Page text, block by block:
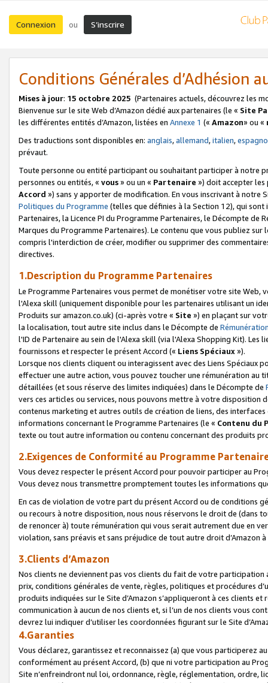
Connexion ou S’inscrire
Conditions Générales d’Adhésion
Mises à jour: 15 octobre 2025 (Partenaires actuels, découvrez les
Bienvenue sur le site Web d’Amazon dédié aux partenaires (le « Site
les différentes entités d’Amazon, listées en Annexe 1 (« Amazon» ou «
Des traductions sont disponibles en: anglais,allemand,italien,
prévaut.
Toute personne ou entité participant ou souhaitant participer à notre
personnes ou entités, « vous» ou un « Partenaire ») doit accepter les
Accord ») sans y apporter de modification. En vous inscrivant à notre
Politiques du Programme (telles que définies à la Section 12), qui
Partenaires, la Licence PI du Programme Partenaires, le Décompte de
Marques du Programme Partenaires). Le contenu que vous publiez
compris l'interdiction de créer, modifier ou supprimer des
directives.
1.Description du Programme Partenaires
Le Programme Partenaires vous permet de monétiser votre site Web,
l'Alexa skill (uniquement disponible pour les partenaires utilisant un
Produits sur amazon.co.uk) (ci-après votre « Site ») en plaçant sur
la localisation, tout autre site inclus dans le Décompte de
l'ID de Partenaire au sein de l'Alexa skill (via l'Alexa Shopping Kit).
fournissons et respecter le présent Accord (« Liens Spéciaux»).
Lorsque nos clients cliquent ou interagissent avec des Liens Spéciaux
effectuer une autre action, vous pouvez toucher une rémunération
détaillées (et sous réserve des limites indiquées) dans le Décompte de
vers ces articles ou services, nous pouvons mettre à votre disposition
contenus marketing et autres outils de création de liens, des
informations concernant le Programme Partenaires (le « Contenu du
texte ou tout autre information ou contenu concernant des produits
2.Exigences de Conformité au Programme
Vous devez respecter le présent Accord pour pouvoir participer au
Vous devez nous transmettre promptement toutes les informations
En cas de violation de votre part du présent Accord ou de conditions
ou recours à notre disposition, nous nous réservons le droit de (dans
de renoncer à) toute rémunération qui vous serait autrement due en
violation, sans préavis et sans préjudice de tout autre droit
3.Clients d’Amazon
Nos clients ne deviennent pas vos clients du fait de votre
prix, conditions générales de vente, règles, politiques et procédures
produits indiquées sur le Site d’Amazon s’appliqueront à ces clients
communication à aucun de nos clients et, si l’un de nos clients vous
devrez lui indiquer d’utiliser les coordonnées figurant sur le Site
4.Garanties
Vous déclarez, garantissez et reconnaissez (a) que vous participerez
conformément au présent Accord, (b) que ni votre participation au
Site n’enfreindront nul loi, ordonnance, règle, réglementation, ordre,